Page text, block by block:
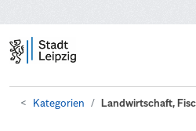
Kategorien Landwirtschaft,